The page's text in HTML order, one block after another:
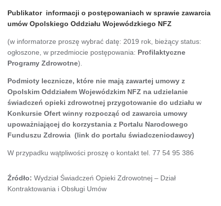
Publikator informacji o postępowaniach w sprawie zawarcia
umów Opolskiego Oddziału Wojewódzkiego NFZ
(w informatorze proszę wybrać datę: 2019 rok, bieżący status:
ogłoszone, w przedmiocie postępowania: Profilaktyczne
Programy Zdrowotne).
Podmioty lecznicze, które nie mają zawartej umowy z
Opolskim Oddziałem Wojewódzkim NFZ na udzielanie
świadczeń opieki zdrowotnej przygotowanie do udziału w
Konkursie Ofert winny rozpocząć od zawarcia umowy
upoważniającej do korzystania z Portalu Narodowego
Funduszu Zdrowia (link do portalu świadczeniodawcy)
W przypadku wątpliwości proszę o kontakt tel. 77 54 95 386
Źródło: Wydział Świadczeń Opieki Zdrowotnej – Dział
Kontraktowania i Obsługi Umów